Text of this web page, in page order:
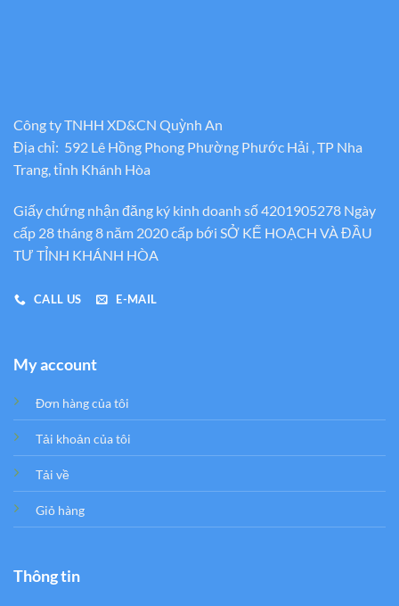
Công ty TNHH XD&CN Quỳnh An
Địa chỉ: 592 Lê Hồng Phong Phường Phước Hải , TP Nha
Trang, tỉnh Khánh Hòa
Giấy chứng nhận đăng ký kinh doanh số 4201905278 Ngày
cấp 28 tháng 8 năm 2020 cấp bới SỞ KẾ HOẠCH VÀ ĐẦU
TƯ TỈNH KHÁNH HÒA
CALL US E-MAIL
My account
Đơn hàng của tôi
Tải khoản của tôi
Tải về
Giỏ hàng
Thông tin